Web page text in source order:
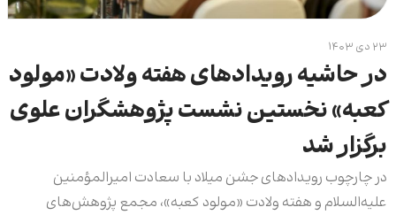
۲۳ دی ۱۴۰۳
در حاشیه‌ رویدادهای هفته‌ ولادت «مولود
کعبه» نخستین نشست پژوهشگران علوی
برگزار شد
در چارچوب رویدادهای جشن میلاد با سعادت امیرالمؤمنین
علیه‌السلام و هفته‌ ولادت «مولود کعبه»، مجمع پژوهش‌های